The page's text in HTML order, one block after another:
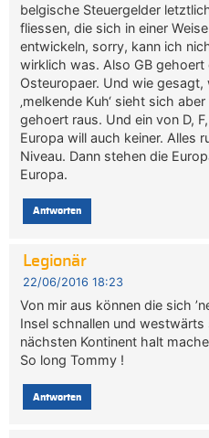
belgische Steuergelder
fliessen, die sich in einer
entwickeln, sorry, kann ich
wirklich was. Also GB
Osteuropaer. Und wie gesagt,
‚melkende Kuh‘ sieht sich
gehoert raus. Und ein von D,
Europa will auch keiner. Alles
Niveau. Dann stehen die
Europa.
Antworten
Legionär
22/06/2016 18:23
Von mir aus können die sich
Insel schnallen und
nächsten Kontinent halt
So long Tommy !
Antworten